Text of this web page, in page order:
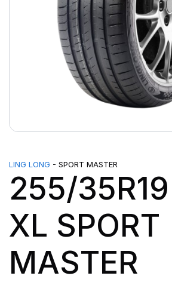
LING LONG - SPORT MASTER
255/
XL SPORT
MASTER